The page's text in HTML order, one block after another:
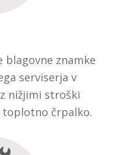
blagovne znamke
serviserja v
nižjimi stroški
toplotno črpalko.